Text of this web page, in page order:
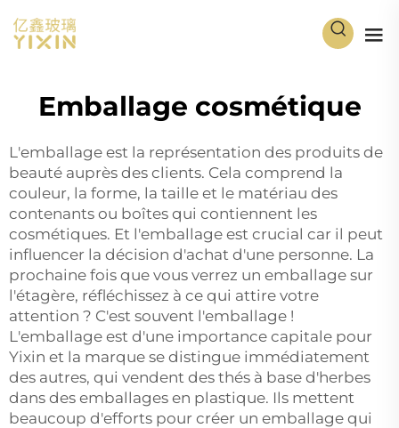
Emballage cosmétique
L'emballage est la représentation des produits de
beauté auprès des clients. Cela comprend la
couleur, la forme, la taille et le matériau des
contenants ou boîtes qui contiennent les
cosmétiques. Et l'emballage est crucial car il peut
influencer la décision d'achat d'une personne. La
prochaine fois que vous verrez un emballage sur
l'étagère, réfléchissez à ce qui attire votre
attention ? C'est souvent l'emballage !
L'emballage est d'une importance capitale pour
Yixin et la marque se distingue immédiatement
des autres, qui vendent des thés à base d'herbes
dans des emballages en plastique. Ils mettent
beaucoup d'efforts pour créer un emballage qui